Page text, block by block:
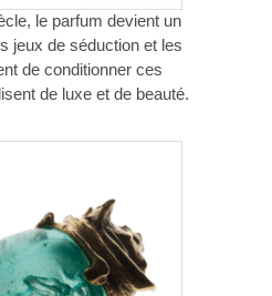
le parfum devient un
jeux de séduction et les
de conditionner ces
de luxe et de beauté.